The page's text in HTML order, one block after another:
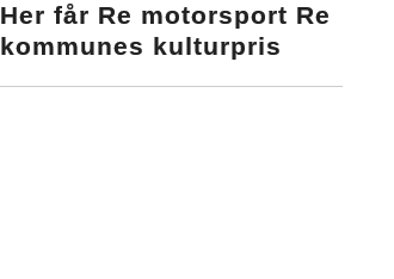
Her får Re motorsport Re
kommunes kulturpris